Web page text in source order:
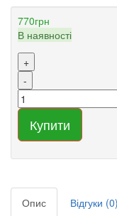
770грн
В наявності
+
-
Купити
Опис
Відгуки (0)